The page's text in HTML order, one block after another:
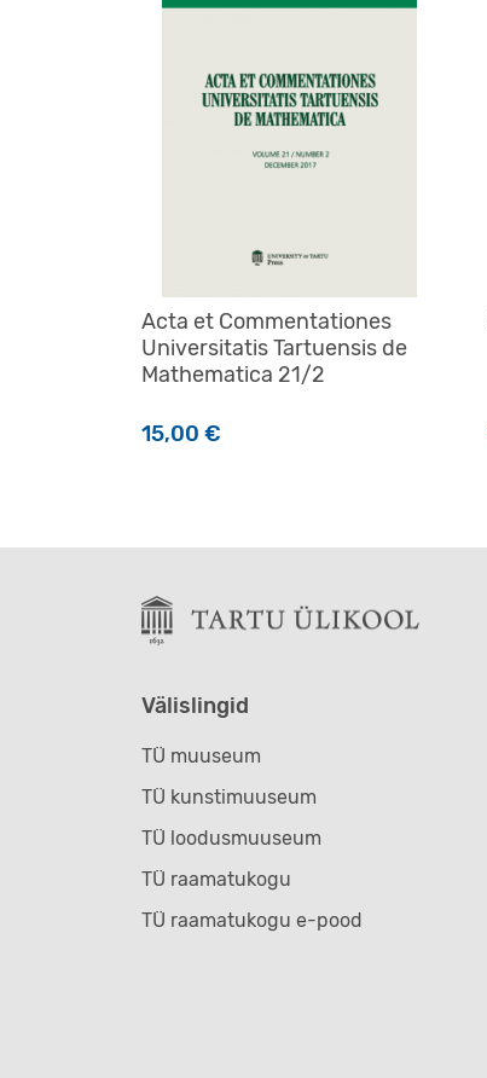
Acta et Commentationes
Universitatis Tartuensis de
Mathematica 21/2
15,00 €
Välislingid
TÜ muuseum
TÜ kunstimuuseum
TÜ loodusmuuseum
TÜ raamatukogu
TÜ raamatukogu e-pood